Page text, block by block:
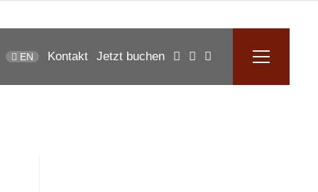
EN Kontakt Jetzt buchen